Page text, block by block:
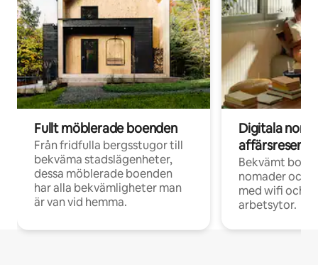
Fullt möblerade boenden
Från fridfulla bergsstugor till
bekväma stadslägenheter,
dessa möblerade boenden
har alla bekvämligheter man
är van vid hemma.
Digitala
Bekvämt
nomader och
med wifi och
arbetsytor.